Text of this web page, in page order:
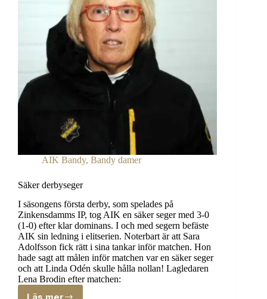
AIK Bandy, Bandy damer
Säker derbyseger
I säsongens första derby, som spelades på
Zinkensdamms IP, tog AIK en säker seger med 3-0
(1-0) efter klar dominans. I och med segern befäste
AIK sin ledning i elitserien. Noterbart är att Sara
Adolfsson fick rätt i sina tankar inför matchen. Hon
hade sagt att målen inför matchen var en säker seger
och att Linda Odén skulle hålla nollan! Lagledaren
Lena Brodin efter matchen: